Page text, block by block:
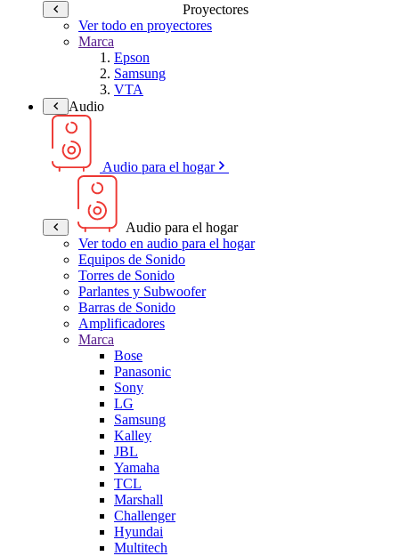
Proyectores
Ver todo en proyectores
Marca
Epson
Samsung
VTA
Audio
Audio para el hogar
Audio para el hogar
Ver todo en audio para el hogar
Equipos de Sonido
Torres de Sonido
Parlantes y Subwoofer
Barras de Sonido
Amplificadores
Marca
Bose
Panasonic
Sony
LG
Samsung
Kalley
JBL
Yamaha
TCL
Marshall
Challenger
Hyundai
Multitech